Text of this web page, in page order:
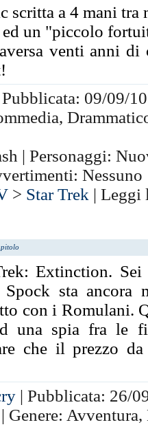
scritta a 4 mani tra
ed un "piccolo
venti anni di
Pubblicata: 09/09/
| Personaggi:
Nessuno
> Star Trek | Leggi
Extinction.
sta ancora
con i Romulani.
una spia fra le
che il prezzo
| Pubblicata: 26/
Genere: